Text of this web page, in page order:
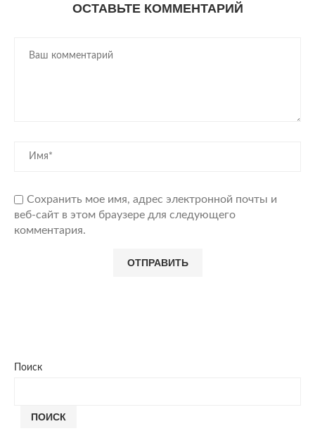
ОСТАВЬТЕ КОММЕНТАРИЙ
Сохранить мое имя, адрес электронной почты и
веб-сайт в этом браузере для следующего
комментария.
Поиск
ПОИСК